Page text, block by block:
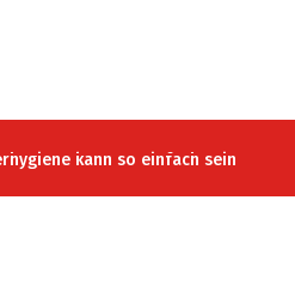
kann so einfach sein